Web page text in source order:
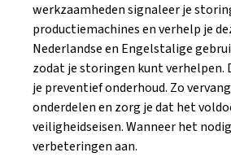
werkzaamheden signaleer je
productiemachines en verhelp je
Nederlandse en Engelstalige
zodat je storingen kunt verhelpen.
je preventief onderhoud. Zo
onderdelen en zorg je dat het
veiligheidseisen. Wanneer het
verbeteringen aan.